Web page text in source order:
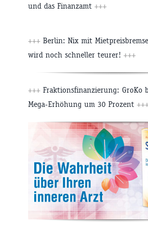
und das Finanzamt +++
+++ Berlin: Nix mit
wird noch schneller teurer! +++
+++ Fraktionsfinanzierung: GroKo
Mega-Erhöhung um 30 Prozent